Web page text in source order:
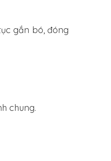
gắn bó, đóng
chung.